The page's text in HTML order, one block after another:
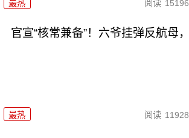
最热 阅读 15196
官宣“核常兼备”！六爷挂弹反航母
最热 阅读 11928